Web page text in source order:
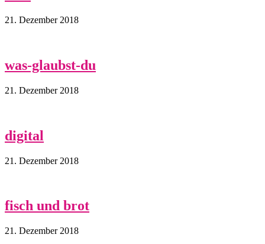
21. Dezember 2018
was-glaubst-du
21. Dezember 2018
digital
21. Dezember 2018
fisch und brot
21. Dezember 2018